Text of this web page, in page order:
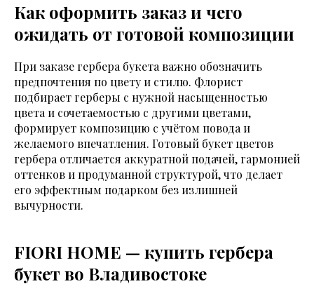
Как оформить заказ и чего
ожидать от готовой композиции
При заказе гербера букета важно обозначить
предпочтения по цвету и стилю. Флорист
подбирает герберы с нужной насыщенностью
цвета и сочетаемостью с другими цветами,
формирует композицию с учётом повода и
желаемого впечатления. Готовый букет цветов
гербера отличается аккуратной подачей, гармонией
оттенков и продуманной структурой, что делает
его эффектным подарком без излишней
вычурности.
FIORI HOME — купить гербера
букет во Владивостоке